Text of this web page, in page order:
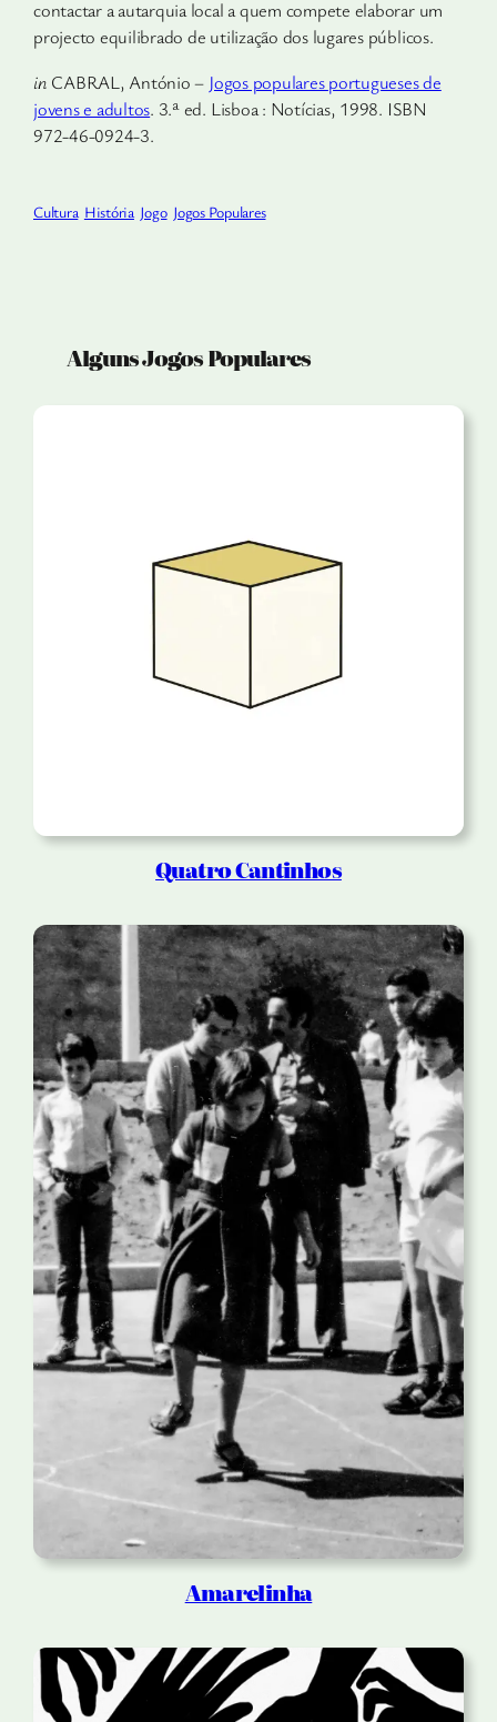
contactar a autarquia local a quem compete elaborar um
projecto equilibrado de utili­zação dos lugares públicos.
in CABRAL, António – Jogos populares portugueses de
jovens e adultos. 3.ª ed. Lisboa : Notícias, 1998. ISBN
972-46-0924-3.
Cultura História Jogo Jogos Populares
Alguns Jogos Populares
Quatro Cantinhos
Amarelinha